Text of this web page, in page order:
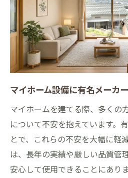
マイホーム設備に有名メーカ
マイホームを建てる際、多くの
について不安を抱えています。
とで、これらの不安を大幅に軽
は、長年の実績や厳しい品質管
安心して使用できることにありま